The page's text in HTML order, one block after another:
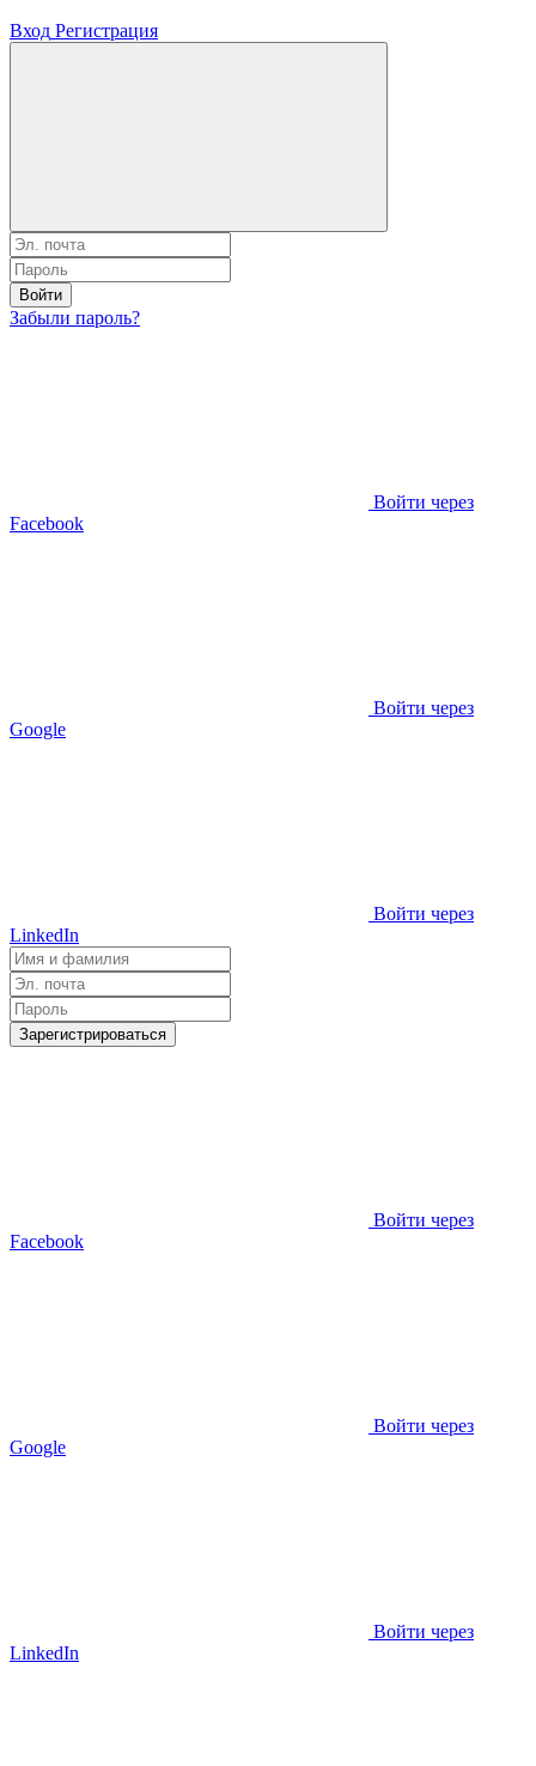
Вход Регистрация
Войти
Забыли пароль?
Войти через
Facebook
Войти через
Google
Войти через
LinkedIn
Зарегистрироваться
Войти через
Facebook
Войти через
Google
Войти через
LinkedIn